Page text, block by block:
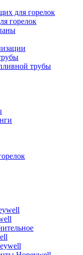
для горелок
горелок
трубы